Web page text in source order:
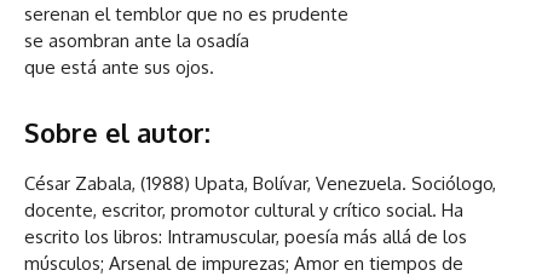
serenan el temblor que no es prudente
se asombran ante la osadía
que está ante sus ojos.
Sobre el autor:
César Zabala, (1988) Upata, Bolívar, Venezuela. Sociólogo,
docente, escritor, promotor cultural y crítico social. Ha
escrito los libros: Intramuscular, poesía más allá de los
músculos; Arsenal de impurezas; Amor en tiempos de